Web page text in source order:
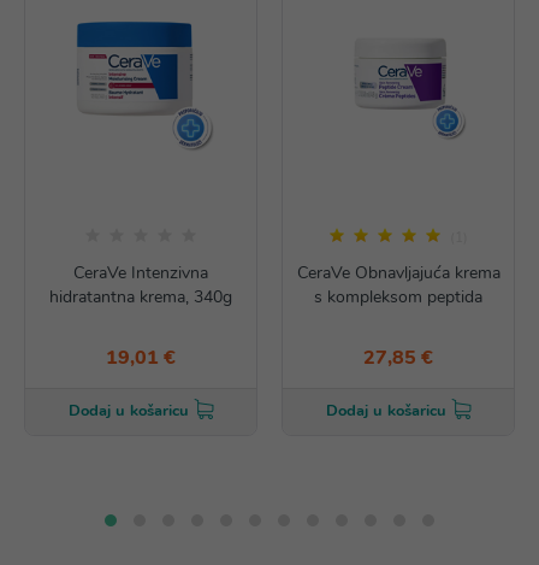
CeraVe Intenzivna
hidratantna krema, 340g
19,01 €
Dodaj u košaricu
CeraVe Obnavljajuća krema
s kompleksom peptida
27,85 €
Dodaj u košaricu